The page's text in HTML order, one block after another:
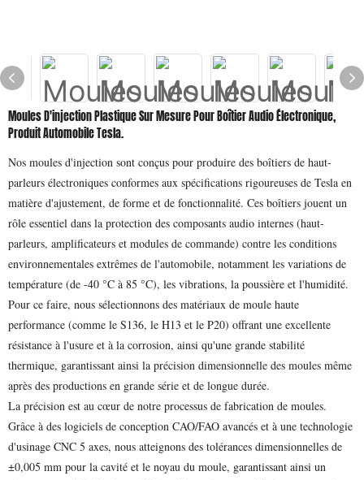
Moules D'injection Plastique Sur Mesure Pour Boîtier Audio Électronique,
Produit Automobile Tesla.
Nos moules d'injection sont conçus pour produire des boîtiers de haut-
parleurs électroniques conformes aux spécifications rigoureuses de Tesla en
matière d'ajustement, de forme et de fonctionnalité. Ces boîtiers jouent un
rôle essentiel dans la protection des composants audio internes (haut-
parleurs, amplificateurs et modules de commande) contre les conditions
environnementales extrêmes de l'automobile, notamment les variations de
température (de -40 °C à 85 °C), les vibrations, la poussière et l'humidité.
Pour ce faire, nous sélectionnons des matériaux de moule haute
performance (comme le S136, le H13 et le P20) offrant une excellente
résistance à l'usure et à la corrosion, ainsi qu'une grande stabilité
thermique, garantissant ainsi la précision dimensionnelle des moules même
après des productions en grande série et de longue durée.
La précision est au cœur de notre processus de fabrication de moules.
Grâce à des logiciels de conception CAO/FAO avancés et à une technologie
d'usinage CNC 5 axes, nous atteignons des tolérances dimensionnelles de
±0,005 mm pour la cavité et le noyau du moule, garantissant ainsi un